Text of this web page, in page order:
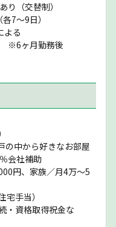
り（交替制）
7〜9日）
よる
※6ヶ月勤務後
の中から好きなお部屋
会社補助
円、家族／月4万〜5
手当）
・資格取得祝金な